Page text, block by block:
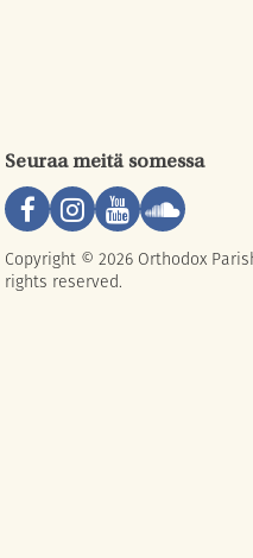
Seuraa meitä somessa
Copyright © 2026 Orthodox
rights reserved.